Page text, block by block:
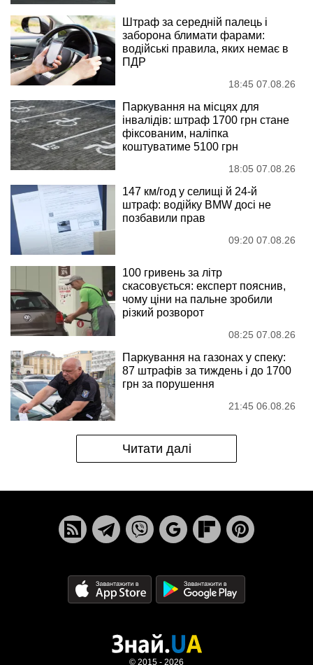
Штраф за середній палець і
заборона блимати фарами:
водійські правила, яких немає в
ПДР
18:45 07.08.26
Паркування на місцях для
інвалідів: штраф 1700 грн стане
фіксованим, наліпка
коштуватиме 5100 грн
18:05 07.08.26
147 км/год у селищі й 24-й
штраф: водійку BMW досі не
позбавили прав
09:20 07.08.26
100 гривень за літр
скасовується: експерт пояснив,
чому ціни на пальне зробили
різкий розворот
08:25 07.08.26
Паркування на газонах у спеку:
87 штрафів за тиждень і до 1700
грн за порушення
21:45 06.08.26
Читати далі
© 2015 - 2026